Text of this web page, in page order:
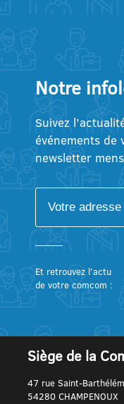
Notre
Suivez
événements
newsletter
Et retrouvez l’actu
de votre comcom :
Siège de la
47 rue Saint-
54280 CHAMPENOUX